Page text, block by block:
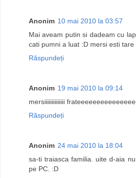
Anonim 10 mai 2010 la 03:57
Mai aveam putin si dadeam cu
cati pumni a luat :D mersi esti tare
Răspundeți
Anonim 19 mai 2010 la 09:14
mersiiiiiiiiiiiiii
Răspundeți
Anonim 24 mai 2010 la 18:04
sa-ti traiasca familia. uite d-aia
pe PC. :D